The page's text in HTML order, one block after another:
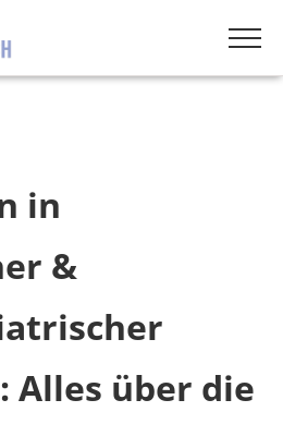
Menü
in
&
Alles über die